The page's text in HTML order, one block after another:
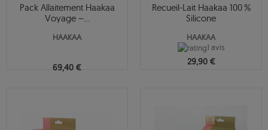
Pack Allaitement Haakaa
Voyage –...
HAAKAA
69,40 €
Recueil-Lait Haakaa 100 %
Silicone
HAAKAA
1 avis
29,90 €